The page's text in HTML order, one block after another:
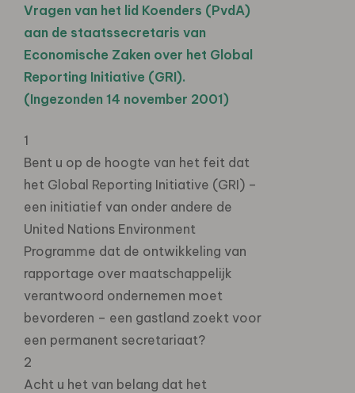
Vragen van het lid Koenders (PvdA)
aan de staatssecretaris van
Economische Zaken over het Global
Reporting Initiative (GRI).
(Ingezonden 14 november 2001)
1
Bent u op de hoogte van het feit dat
het Global Reporting Initiative (GRI) –
een initiatief van onder andere de
United Nations Environment
Programme dat de ontwikkeling van
rapportage over maatschappelijk
verantwoord ondernemen moet
bevorderen – een gastland zoekt voor
een permanent secretariaat?
2
Acht u het van belang dat het